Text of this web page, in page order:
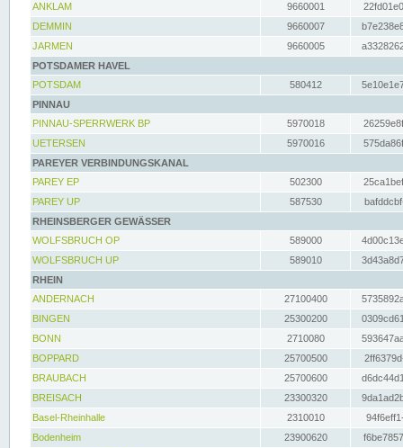
ANKLAM
9660001
DEMMIN
9660007
JARMEN
9660005
POTSDAMER HAVEL
POTSDAM
580412
PINNAU
PINNAU-SPERRWERK BP
5970018
UETERSEN
5970016
PAREYER VERBINDUNGSKANAL
PAREY EP
502300
PAREY UP
587530
RHEINSBERGER GEWÄSSER
WOLFSBRUCH OP
589000
WOLFSBRUCH UP
589010
RHEIN
ANDERNACH
27100400
BINGEN
25300200
BONN
2710080
BOPPARD
25700500
BRAUBACH
25700600
BREISACH
23300320
Basel-Rheinhalle
2310010
Bodenheim
23900620